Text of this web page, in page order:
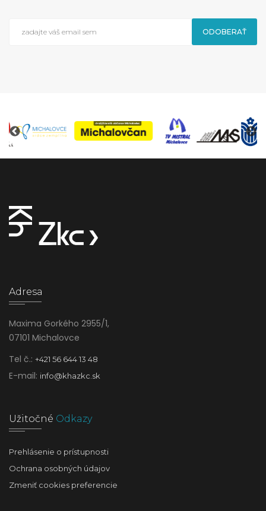
ODOBERAŤ
Adresa
Maxima Gorkého 2955/1,
07101 Michalovce
Tel č.: +421 56 644 13 48
E-mail: info@khazkc.sk
Užitočné Odkazy
Prehlásenie o prístupnosti
Ochrana osobných údajov
Zmeniť cookies preferencie